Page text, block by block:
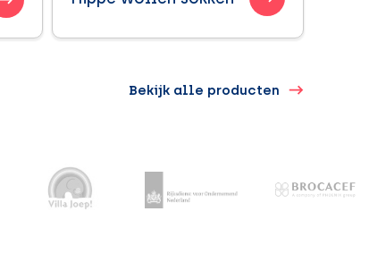
Bekijk alle producten